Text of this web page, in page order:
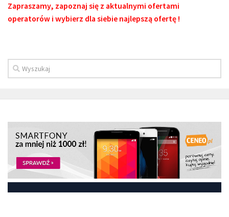
Zapraszamy, zapoznaj się z aktualnymi ofertami
operatorów i wybierz dla siebie najlepszą ofertę !